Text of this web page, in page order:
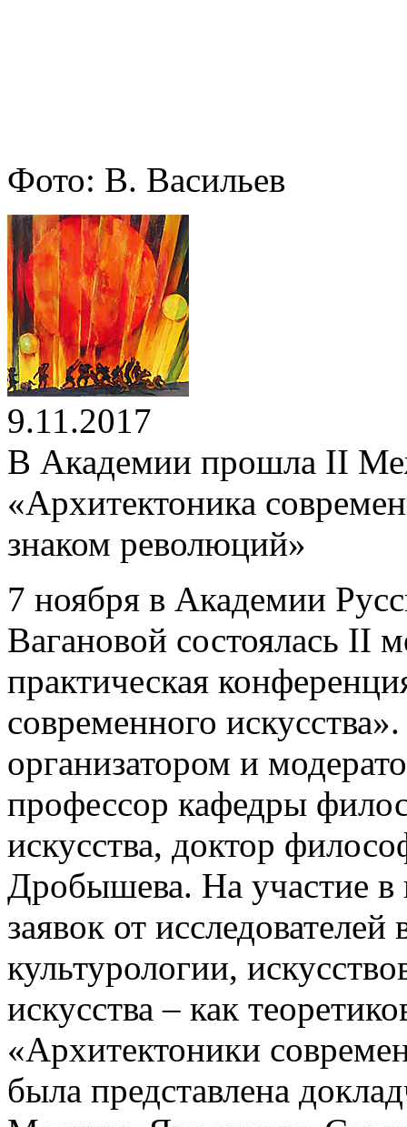
Фото: В. Васильев
9.11.2017
В Академии прошла II
«Архитектоника
знаком революций»
7 ноября в Академии
Вагановой состоялась II
практическая
современного
организатором и
профессор кафедры
искусства, доктор
Дробышева. На участие
заявок от
культурологии,
искусства – как
«Архитектоники
была представлена